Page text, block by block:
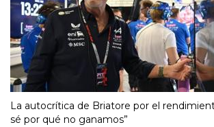
La autocrítica de Briatore por el
sé por qué no ganamos”